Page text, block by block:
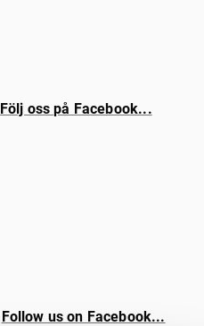
Följ oss på Facebook...
Follow us on Facebook...